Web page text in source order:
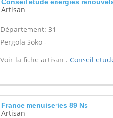
Conseil etude energies
Artisan
Département: 31
Pergola Soko -
Voir la fiche artisan : Conseil
France menuiseries 89 Ns
Artisan